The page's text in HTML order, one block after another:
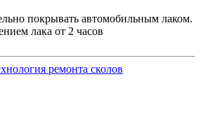
покрывать автомобильным лаком.
лака от 2 часов
ремонта сколов